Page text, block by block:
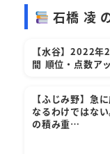
石橋 凌
【水谷】2022年
間 順位・点数ア
【ふじみ野】急
なるわけではな
の積み重…